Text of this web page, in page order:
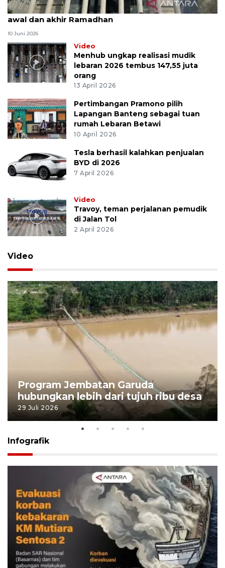
MK uji materi UU Peradilan Agama perihal isbat
awal dan akhir Ramadhan
10 Juni 2026
Video
Menhub ungkap realisasi mudik
lebaran 2026 tembus 147,55 juta
orang
13 April 2026
Pertimbangan Pramono pilih
Lapangan Banteng sebagai tuan
rumah Lebaran Betawi
10 April 2026
Tesla berhasil kalahkan penjualan
BYD di 2026
7 April 2026
Video
Travoy, teman perjalanan pemudik
di Jalan Tol
2 April 2026
Video
Program Jembatan Garuda
hubungkan lebih dari tujuh ribu desa
29 Juli 2026
Infografik